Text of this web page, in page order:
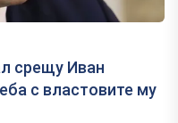
срещу Иван
с властовите му